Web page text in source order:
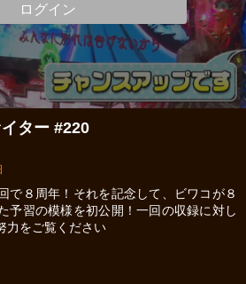
ログイン
ター #220
で８周年！それを記念して、ビワコが８
予習の模様を初公開！一回の収録に対し
力をご覧ください